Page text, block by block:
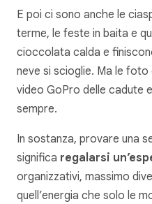
E poi ci sono anche le
terme, le feste in baita e
cioccolata calda e
neve si scioglie. Ma le foto
video GoPro delle cadute
sempre.
In sostanza, provare una
significa regalarsi
organizzativi, massimo
quell’energia che solo le